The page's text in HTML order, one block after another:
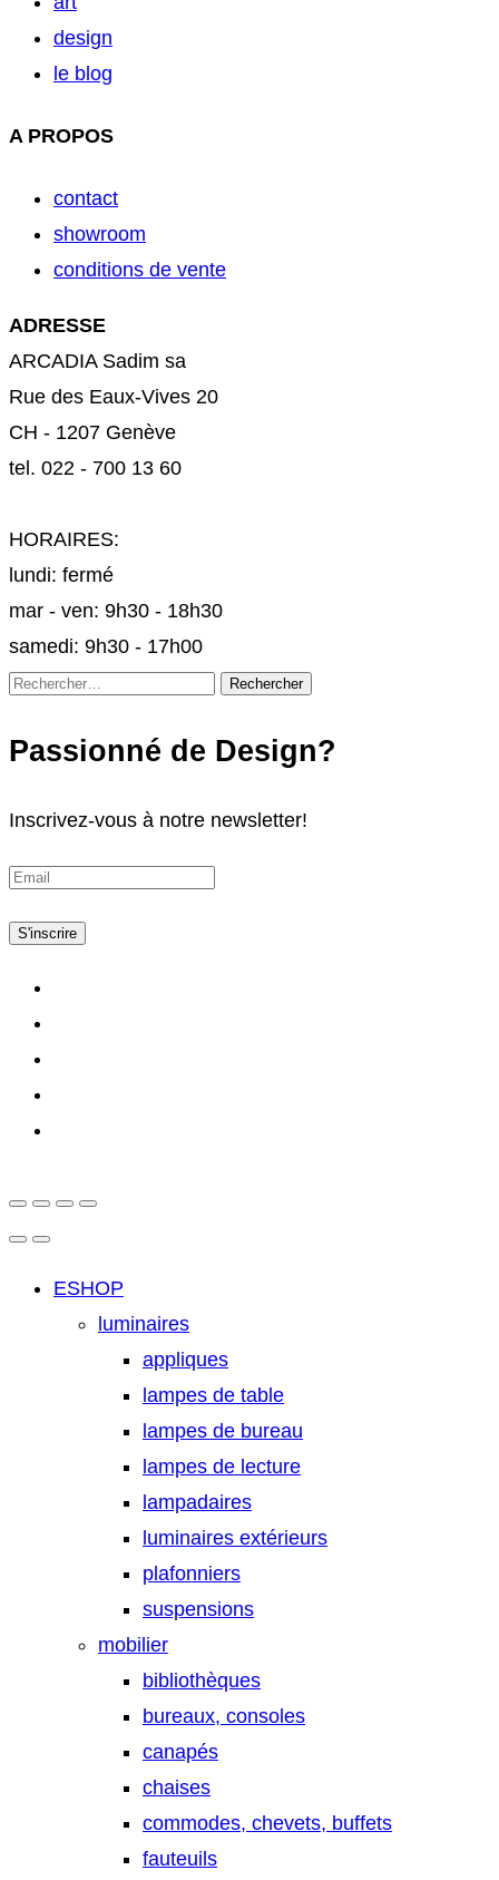
design
le blog
A PROPOS
contact
showroom
conditions de vente
ADRESSE
ARCADIA Sadim sa
Rue des Eaux-Vives 20
CH - 1207 Genève
tel. 022 - 700 13 60
HORAIRES:
lundi: fermé
mar - ven: 9h30 - 18h30
samedi: 9h30 - 17h00
Rechercher :
Passionné de Design?
Inscrivez-vous à notre newsletter!
S'inscrire
ESHOP
luminaires
appliques
lampes de table
lampes de bureau
lampes de lecture
lampadaires
luminaires extérieurs
plafonniers
suspensions
mobilier
bibliothèques
bureaux, consoles
canapés
chaises
commodes, chevets, buffets
fauteuils